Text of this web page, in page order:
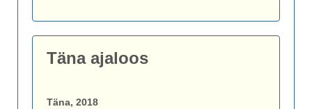
Täna ajaloos
Täna, 2018